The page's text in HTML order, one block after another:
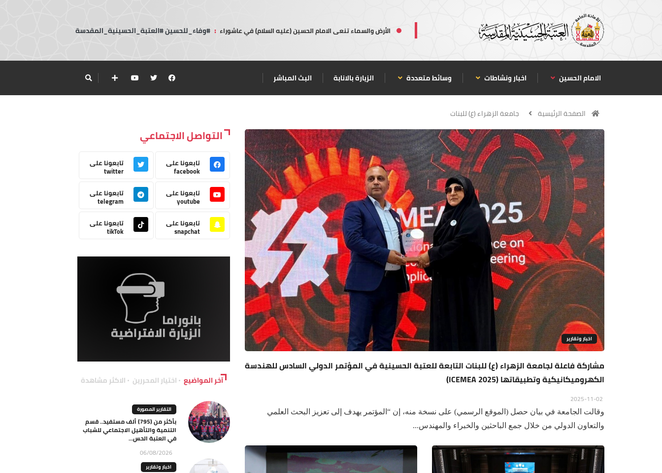
الأرض والسماء تنعى الامام الحسين (عليه السلام) في عاشوراء : #وفاء_للحسين #العتبة_الحسينية_المقدسة
الامام الحسين اخبار ونشاطات وسائط متعددة الزيارة بالانابة البث المباشر
الصفحة الرئيسية جامعة الزهراء (ع) للبنات
اخبار وتقارير
مشاركة فاعلة لجامعة الزهراء (ع) للبنات التابعة للعتبة الحسينية في المؤتمر الدولي السادس للهندسة
الكهروميكانيكية وتطبيقاتها (ICEMEA 2025)
وقالت الجامعة في بيان حصل (الموقع الرسمي) على نسخة منه، إن “المؤتمر يهدف إلى تعزيز البحث العلمي
والتعاون الدولي من خلال جمع الباحثين والخبراء والمهندس...
التواصل الاجتماعي
تابعونا على
facebook
تابعونا على
twitter
تابعونا على
youtube
تابعونا على
telegram
تابعونا على
snapchat
تابعونا على
tikTok
آخر المواضيع اختيار المحررين الاكثر مشاهدة
التقارير المصورة
بأكثر من (795) ألف مستفيد.. قسم
التنمية والتأهيل الاجتماعي للشباب
في العتبة الحس...
06/08/2026
اخبار وتقارير